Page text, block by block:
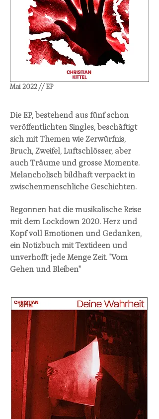
Mai 2022 // EP
Die EP, bestehend aus fünf schon
veröffentlichten Singles, beschäftigt
sich mit Themen wie Zerwürfnis,
Bruch, Zweifel, Luftschlösser, aber
auch Träume und grosse Momente.
Melancholisch bildhaft verpackt in
zwischenmenschliche Geschichten.
Begonnen hat die musikalische Reise
mit dem Lockdown 2020. Herz und
Kopf voll Emotionen und Gedanken,
ein Notizbuch mit Textideen und
unverhofft jede Menge Zeit. "Vom
Gehen und Bleiben"